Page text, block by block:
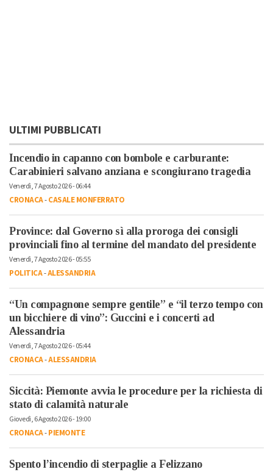
ULTIMI PUBBLICATI
Incendio in capanno con bombole e carburante:
Carabinieri salvano anziana e scongiurano tragedia
Venerdì, 7 Agosto 2026 - 06:44
CRONACA-CASALE MONFERRATO
Province: dal Governo sì alla proroga dei consigli
provinciali fino al termine del mandato del presidente
Venerdì, 7 Agosto 2026 - 05:55
POLITICA-ALESSANDRIA
“Un compagnone sempre gentile” e “il terzo tempo con
un bicchiere di vino”: Guccini e i concerti ad
Alessandria
Venerdì, 7 Agosto 2026 - 05:44
CRONACA-ALESSANDRIA
Siccità: Piemonte avvia le procedure per la richiesta di
stato di calamità naturale
Giovedì, 6 Agosto 2026 - 19:00
CRONACA-PIEMONTE
Spento l’incendio di sterpaglie a Felizzano